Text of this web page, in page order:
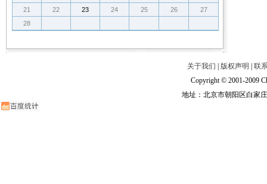
21
22 23 24 25 26
27
28
关于我们 版权声明
联
Copyright © 2001-2009
地址：北京市朝阳区白家